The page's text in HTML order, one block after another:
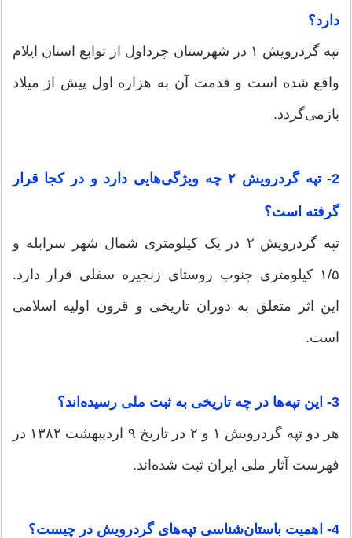
دارد؟
تپه گردرویش ۱ در شهرستان چرداول از توابع استان ایلام
واقع شده است و قدمت آن به هزاره اول پیش از میلاد
بازمی‌گردد.
2- تپه گردرویش ۲ چه ویژگی‌هایی دارد و در کجا قرار
گرفته است؟
تپه گردرویش ۲ در یک کیلومتری شمال شهر سرابله و
۱/۵ کیلومتری جنوب روستای زنجیره سفلی قرار دارد.
این اثر متعلق به دوران تاریخی و قرون اولیه اسلامی
است.
3- این تپه‌ها در چه تاریخی به ثبت ملی رسیده‌اند؟
هر دو تپه گردرویش ۱ و ۲ در تاریخ ۹ اردیبهشت ۱۳۸۲ در
فهرست آثار ملی ایران ثبت شده‌اند.
4- اهمیت باستان‌شناسی تپه‌های گردرویش در چیست؟